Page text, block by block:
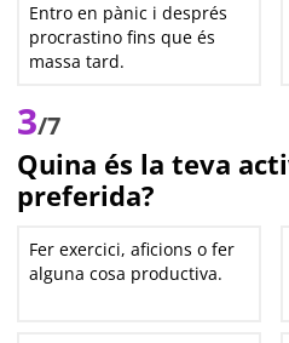
Entro en pànic i després
procrastino fins que és
massa tard.
3/7
Quina és la teva
preferida?
Fer exercici, aficions o fer
alguna cosa productiva.